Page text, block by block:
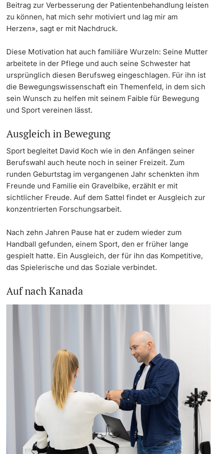
Beitrag zur Verbesserung der Patientenbehandlung leisten
zu können, hat mich sehr motiviert und lag mir am
Herzen», sagt er mit Nachdruck.
Diese Motivation hat auch familiäre Wurzeln: Seine Mutter
arbeitete in der Pflege und auch seine Schwester hat
ursprünglich diesen Berufsweg eingeschlagen. Für ihn ist
die Bewegungswissenschaft ein Themenfeld, in dem sich
sein Wunsch zu helfen mit seinem Faible für Bewegung
und Sport vereinen lässt.
Ausgleich in Bewegung
Sport begleitet David Koch wie in den Anfängen seiner
Berufswahl auch heute noch in seiner Freizeit. Zum
runden Geburtstag im vergangenen Jahr schenkten ihm
Freunde und Familie ein Gravelbike, erzählt er mit
sichtlicher Freude. Auf dem Sattel findet er Ausgleich zur
konzentrierten Forschungsarbeit.
Nach zehn Jahren Pause hat er zudem wieder zum
Handball gefunden, einem Sport, den er früher lange
gespielt hatte. Ein Ausgleich, der für ihn das Kompetitive,
das Spielerische und das Soziale verbindet.
Auf nach Kanada